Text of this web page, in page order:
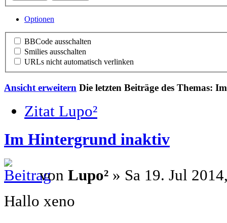
Optionen
BBCode ausschalten
Smilies ausschalten
URLs nicht automatisch verlinken
Ansicht erweitern Die letzten Beiträge des Themas:
Zitat Lupo²
Im Hintergrund inaktiv
von Lupo² » Sa 19. Jul
Hallo xeno